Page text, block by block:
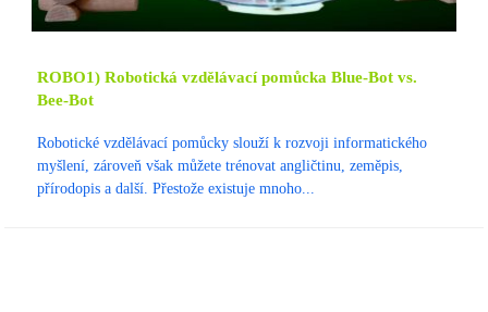
ROBO1) Robotická vzdělávací pomůcka Blue-Bot vs.
Bee-Bot
Robotické vzdělávací pomůcky slouží k rozvoji informatického
myšlení, zároveň však můžete trénovat angličtinu, zeměpis,
přírodopis a další. Přestože existuje mnoho...